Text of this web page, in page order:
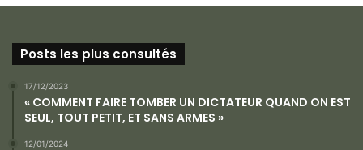
Posts les plus consultés
17/12/2023
« COMMENT FAIRE TOMBER UN DICTATEUR QUAND ON EST
SEUL, TOUT PETIT, ET SANS ARMES »
12/01/2024